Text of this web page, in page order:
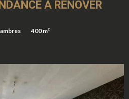
À RÉNOVER
400 m²